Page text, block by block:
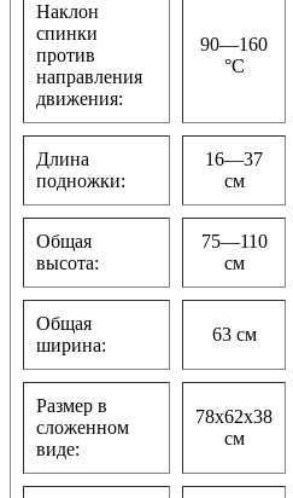
Наклон
спинки
против
направления
движения:
90—160
°C
Длина
подножки:
16—37
см
Общая
высота:
75—110
см
Общая
ширина:
63 см
Размер в
сложенном
виде:
78x62x38
см